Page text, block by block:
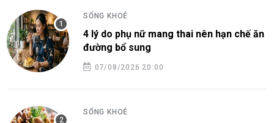
SỐNG KHOẺ
4 lý do phụ nữ mang thai nên hạn chế ăn
đường bổ sung
07/08/2026 20:00
SỐNG KHOẺ